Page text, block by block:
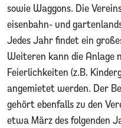
sowie Waggons. Die
eisenbahn- und
Jedes Jahr findet ein
Weiteren kann die Anlage
Feierlichkeiten (z.B.
angemietet werden. Der
gehört ebenfalls zu den
etwa März des folgenden